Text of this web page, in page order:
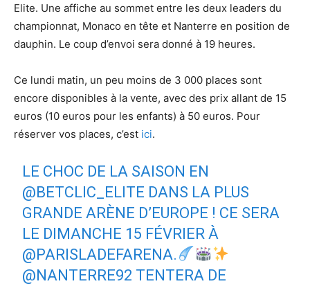
Elite. Une affiche au sommet entre les deux leaders du
championnat, Monaco en tête et Nanterre en position de
dauphin. Le coup d’envoi sera donné à 19 heures.
Ce lundi matin, un peu moins de 3 000 places sont
encore disponibles à la vente, avec des prix allant de 15
euros (10 euros pour les enfants) à 50 euros. Pour
réserver vos places, c’est ici.
LE CHOC DE LA SAISON EN
@BETCLIC_ELITE DANS LA PLUS
GRANDE ARÈNE D’EUROPE ! CE SERA
LE DIMANCHE 15 FÉVRIER À
@PARISLADEFARENA.
@NANTERRE92 TENTERA DE